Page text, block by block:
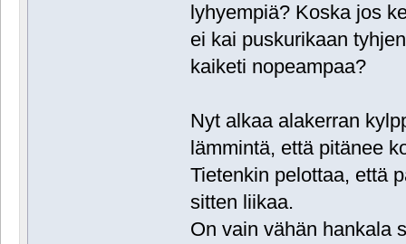
lyhyempiä? Koska jos
ei kai puskurikaan
kaiketi nopeampaa?
Nyt alkaa alakerran
lämmintä, että pitänee
Tietenkin pelottaa, että
sitten liikaa.
On vain vähän hankala